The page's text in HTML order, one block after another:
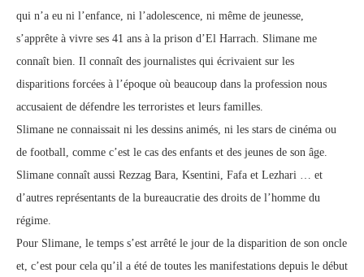
qui n’a eu ni l’enfance, ni l’adolescence, ni même de jeunesse,
s’apprête à vivre ses 41 ans à la prison d’El Harrach. Slimane me
connaît bien. Il connaît des journalistes qui écrivaient sur les
disparitions forcées à l’époque où beaucoup dans la profession nous
accusaient de défendre les terroristes et leurs familles.
Slimane ne connaissait ni les dessins animés, ni les stars de cinéma ou
de football, comme c’est le cas des enfants et des jeunes de son âge.
Slimane connaît aussi Rezzag Bara, Ksentini, Fafa et Lezhari … et
d’autres représentants de la bureaucratie des droits de l’homme du
régime.
Pour Slimane, le temps s’est arrêté le jour de la disparition de son oncle
et, c’est pour cela qu’il a été de toutes les manifestations depuis le début